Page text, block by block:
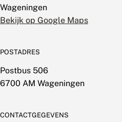
Wageningen
Bekijk op Google Maps
POSTADRES
Postbus 506
6700 AM Wageningen
CONTACTGEGEVENS